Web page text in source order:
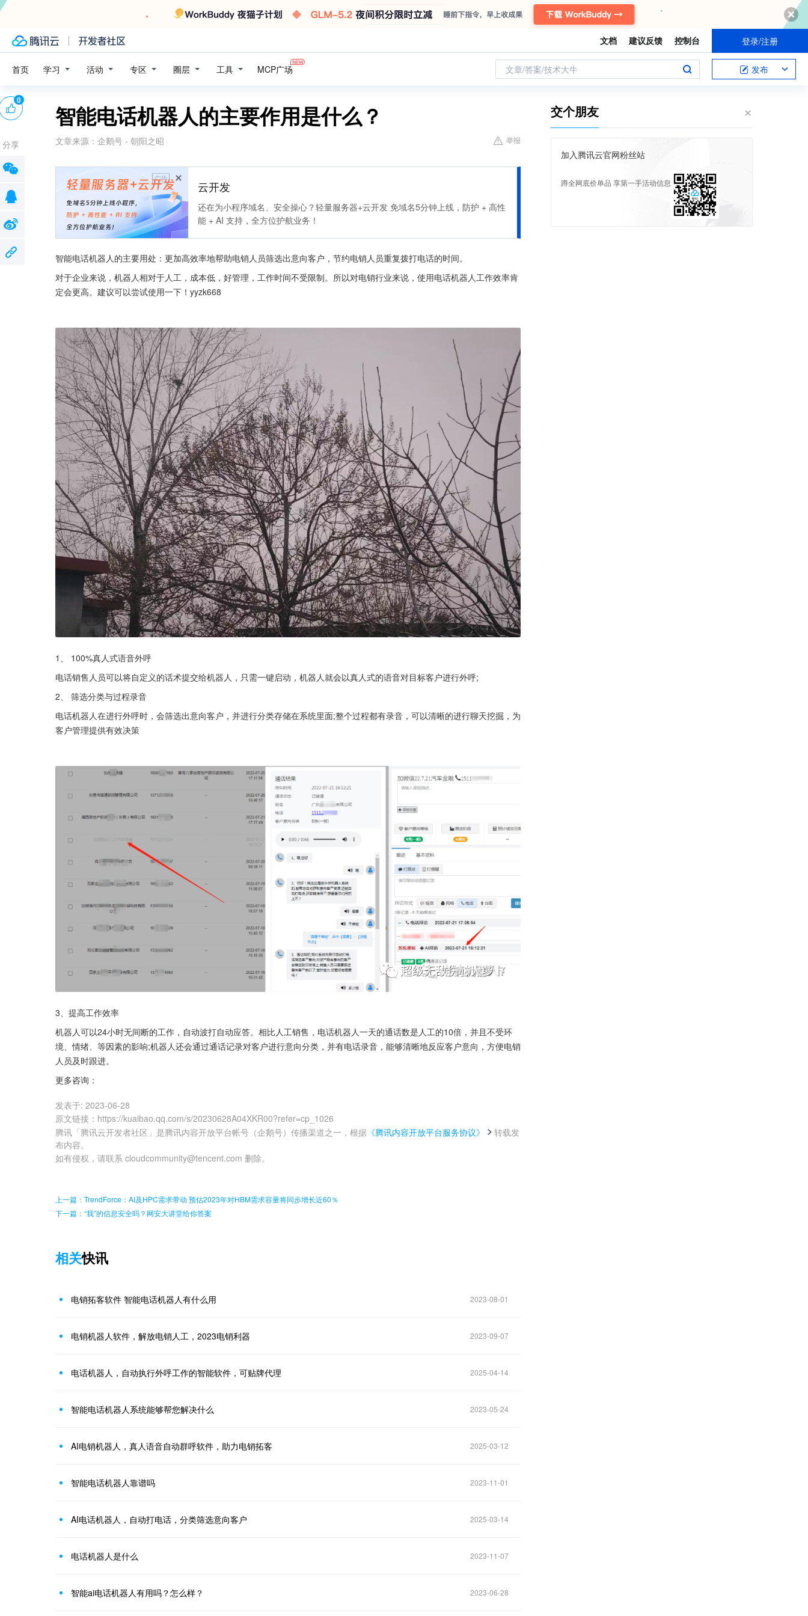
文档 建议反馈 控制台 登录/注册
首页 学习 活动 专区 圈层 工具 MCP广场 文章/答案/技术大牛 发布
智能电话机器人的主要作用是什么？
文章来源： 企鹅号 - 朝阳之昭 举报
广告
云开发
还在为小程序域名、安全操心？轻量服务器+云开发 免域名5分钟上线，防护 + 高性
能 + AI 支持，全方位护航业务！
智能电话机器人的主要用处：更加高效率地帮助电销人员筛选出意向客户，节约电销人员重复拨打电话的时间。
对于企业来说，机器人相对于人工，成本低，好管理，工作时间不受限制。所以对电销行业来说，使用电话机器人工作效率肯
定会更高。建议可以尝试使用一下！yyzk668
1、 100%真人式语音外呼
电话销售人员可以将自定义的话术提交给机器人，只需一键启动，机器人就会以真人式的语音对目标客户进行外呼;
2、 筛选分类与过程录音
电话机器人在进行外呼时，会筛选出意向客户，并进行分类存储在系统里面;整个过程都有录音，可以清晰的进行聊天挖掘，为
客户管理提供有效决策
3、提高工作效率
机器人可以24小时无间断的工作，自动波打自动应答。相比人工销售，电话机器人一天的通话数是人工的10倍，并且不受环
境、情绪、等因素的影响;机器人还会通过通话记录对客户进行意向分类，并有电话录音，能够清晰地反应客户意向，方便电销
人员及时跟进。
更多咨询：
发表于: 2023-06-28
原文链接 ： https://kuaibao.qq.com/s/20230628A04XKR00?refer=cp_1026
腾讯「腾讯云开发者社区」是腾讯内容开放平台帐号（企鹅号）传播渠道之一，根据 《腾讯内容开放平台服务协议》
转载发
布内容。
如有侵权，请联系 cloudcommunity@tencent.com 删除。
0
分享
上一篇：TrendForce：AI及HPC需求带动 预估2023年对HBM需求容量将同步增长近60％
下一篇：“我”的信息安全吗？网安大讲堂给你答案
相关快讯
电销拓客软件 智能电话机器人有什么用 2023-08-01
电销机器人软件，解放电销人工，2023电销利器 2023-09-07
电话机器人，自动执行外呼工作的智能软件，可贴牌代理 2025-04-14
智能电话机器人系统能够帮您解决什么 2023-05-24
AI电销机器人，真人语音自动群呼软件，助力电销拓客 2025-03-12
智能电话机器人靠谱吗 2023-11-01
AI电话机器人，自动打电话，分类筛选意向客户 2025-03-14
电话机器人是什么 2023-11-07
智能ai电话机器人有用吗？怎么样？ 2023-06-28
交个朋友
加入腾讯云官网粉丝站
蹲全网底价单品 享第一手活动信息